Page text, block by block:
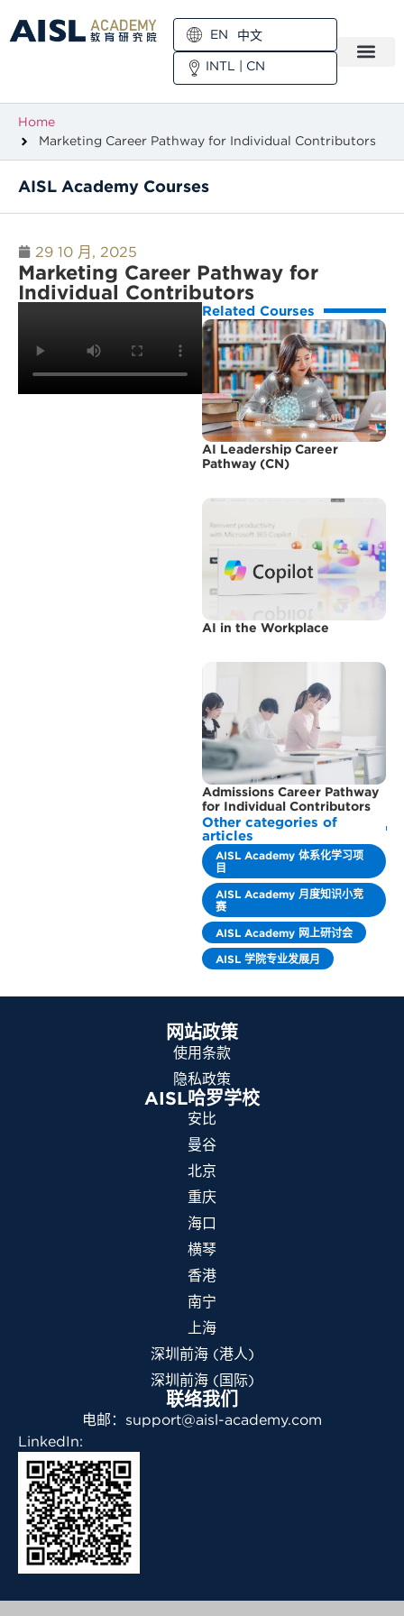
EN
中文
INTL | CN
Home
Marketing Career Pathway for Individual Contributors
AISL Academy Courses
29 10 月, 2025
Marketing Career Pathway for
Individual Contributors
Related Courses
AI Leadership Career
Pathway (CN)
AI in the Workplace
Admissions Career Pathway
for Individual Contributors
Other categories of
articles
AISL Academy 体系化学习项
目
AISL Academy 月度知识小竞
赛
AISL Academy 网上研讨会
AISL 学院专业发展月
网站政策
使用条款
隐私政策
AISL哈罗学校
安比
曼谷
北京
重庆
海口
横琴
香港
南宁
上海
深圳前海 (港人)
深圳前海 (国际)
联络我们
电邮：support@aisl-academy.com
LinkedIn: